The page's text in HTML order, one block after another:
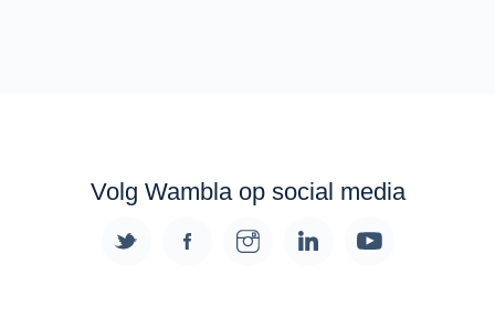
Volg Wambla op social media